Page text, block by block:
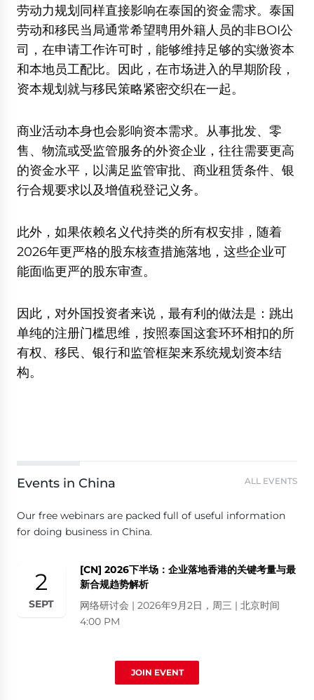
劳动力规划同样直接影响在泰国的资金需求。泰国
劳动和移民当局通常希望聘用外籍人员的非BOI公
司，在申请工作许可时，能够维持足够的实缴资本
和本地员工配比。因此，在市场进入的早期阶段，
资本规划就与移民策略紧密交织在一起。
商业活动本身也会影响资本需求。从事批发、零
售、物流或受监管服务的外资企业，往往需要更高
的资金水平，以满足监管审批、商业租赁条件、银
行合规要求以及增值税登记义务。
此外，如果依赖名义代持类的所有权安排，随着
2026年更严格的股东核查措施落地，这些企业可
能面临更严的股东审查。
因此，对外国投资者来说，最有利的做法是：跳出
单纯的注册门槛思维，按照泰国这套环环相扣的所
有权、移民、银行和监管框架来系统规划资本结
构。
Events in China ALL EVENTS
Our free webinars are packed full of useful information
for doing business in China.
2
SEPT
[CN] 2026下半场：企业落地香港的关键考量与最
新合规趋势解析
网络研讨会 | 2026年9月2日，周三 | 北京时间
4:00 PM
JOIN EVENT